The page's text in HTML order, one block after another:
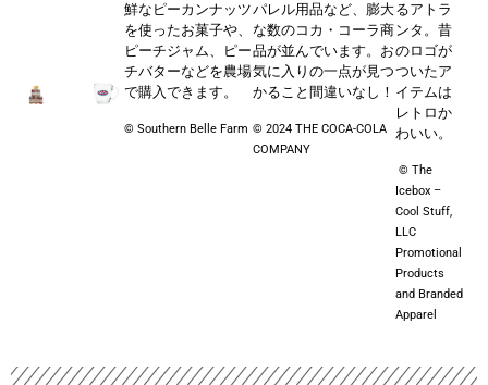
鮮なピーカンナッツ
を使ったお菓⼦や、
ピーチジャム、ピー
チバターなどを農場
で購⼊できます。
©️ Southern Belle Farm
パレル⽤品など、膨⼤
な数のコカ・コーラ商
品が並んでいます。お
気に⼊りの⼀点が⾒つ
かること間違いなし！
© 2024 THE COCA-COLA
COMPANY
るアトラ
ンタ。昔
のロゴが
ついたア
イテムは
レトロか
わいい。
© The
Icebox –
Cool Stuff,
LLC
Promotional
Products
and Branded
Apparel